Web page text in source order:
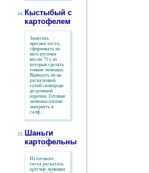
Кыстыбый с
картофелем
Замесить
пресное тесто,
сформовать из
него кусочки
весом 75 г, из
которых сделать
тонкие лепешки.
Выпекать их на
раскаленной
сухой сковороде
до румяной
корочки. Готовые
лепешки плотно
завернуть в
салф...
Шаньги
картофельные
Из готового
теста раскатать
круглые лепешки